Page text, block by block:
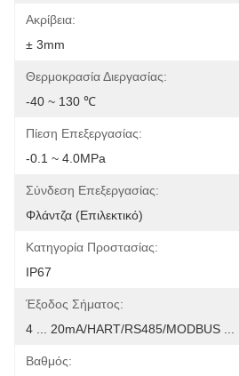
Ακρίβεια:
± 3mm
Θερμοκρασία Διεργασίας:
-40 ~ 130 ℃
Πίεση Επεξεργασίας:
-0.1 ~ 4.0MPa
Σύνδεση Επεξεργασίας:
Φλάντζα (επιλεκτικό)
Κατηγορία Προστασίας:
IP67
Έξοδος Σήματος:
4 ... 20mA/HART/RS485/MODBUS ...
Βαθμός: